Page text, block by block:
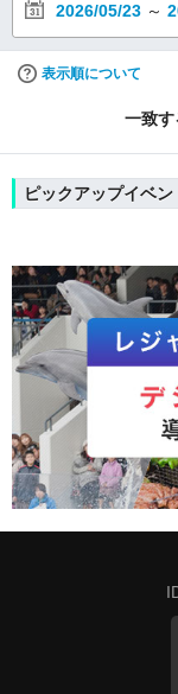
2026/05/23 ～
表示順について
一致
ピックアップイベン